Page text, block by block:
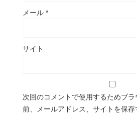
メール *
サイト
次回のコメントで使用するためブラ
前、メールアドレス、サイトを保存